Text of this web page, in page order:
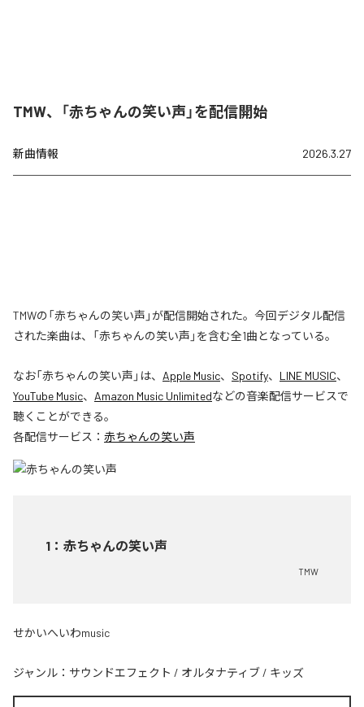
TMW、「赤ちゃんの笑い声」を配信開始
新曲情報 2026.3.27
TMWの「赤ちゃんの笑い声」が配信開始された。今回デジタル配信
された楽曲は、「赤ちゃんの笑い声」を含む全1曲となっている。
なお「赤ちゃんの笑い声 」は、 Apple Music、 Spotify、 LINE MUSIC、
YouTube Music、 Amazon Music Unlimitedなどの音楽配信サービスで
聴くことができる。
各配信サービス： 赤ちゃんの笑い声
1 ： 赤ちゃんの笑い声
TMW
せかいへいわmusic
ジャンル： サウンドエフェクト / オルタナティブ / キッズ